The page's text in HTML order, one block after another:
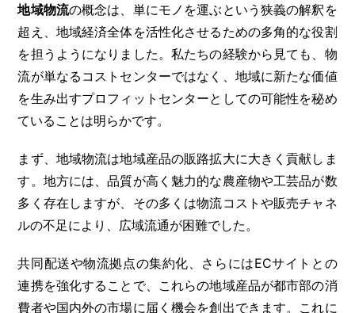
地域物流の概念は、単にモノを運ぶという狭義の解釈を
超え、地域経済全体を活性化させるための多角的な役割
を担うようになりました。私たちの経験から見ても、物
流が単なるコストセンターではなく、地域に新たな価値
を生み出すプロフィットセンターとしての可能性を秘め
ていることは明らかです。
まず、地域物流は地域産品の販路拡大に大きく貢献しま
す。地方には、品質が高く魅力的な農産物や工芸品が数
多く存在しますが、その多くは物流コストや販売チャネ
ルの不足により、広域流通が困難でした。
共同配送や物流拠点の集約化、さらにはECサイトとの
連携を強化することで、これらの地域産品が都市部の消
費者や国内外の市場に届く機会を創出できます。これに